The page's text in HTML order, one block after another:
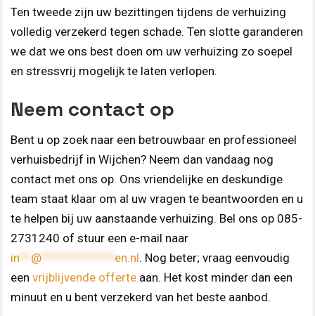
Ten tweede zijn uw bezittingen tijdens de verhuizing
volledig verzekerd tegen schade. Ten slotte garanderen
we dat we ons best doen om uw verhuizing zo soepel
en stressvrij mogelijk te laten verlopen.
Neem contact op
Bent u op zoek naar een betrouwbaar en professioneel
verhuisbedrijf in Wijchen? Neem dan vandaag nog
contact met ons op. Ons vriendelijke en deskundige
team staat klaar om al uw vragen te beantwoorden en u
te helpen bij uw aanstaande verhuizing. Bel ons op 085-
2731240 of stuur een e-mail naar
in ** @************* en.nl. Nog beter; vraag eenvoudig
een vrijblijvende offerte aan. Het kost minder dan een
minuut en u bent verzekerd van het beste aanbod.